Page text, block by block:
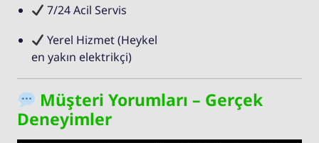
7/24 Acil Servis
Yerel Hizmet (Heykel
en yakın elektrikçi)
Müşteri Yorumları – Gerçek
Deneyimler